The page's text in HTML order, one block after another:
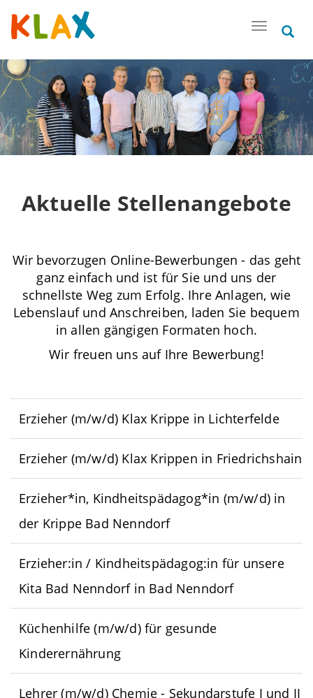
Toggle
Aktuelle Stellenangebote
Wir bevorzugen Online-Bewerbungen - das geht
ganz einfach und ist für Sie und uns der
schnellste Weg zum Erfolg. Ihre Anlagen, wie
Lebenslauf und Anschreiben, laden Sie bequem
in allen gängigen Formaten hoch.
Wir freuen uns auf Ihre Bewerbung!
Erzieher (m/w/d) Klax Krippe in Lichterfelde
Erzieher (m/w/d) Klax Krippen in Friedrichshain
Erzieher*in, Kindheitspädagog*in (m/w/d) in
der Krippe Bad Nenndorf
Erzieher:in / Kindheitspädagog:in für unsere
Kita Bad Nenndorf in Bad Nenndorf
Küchenhilfe (m/w/d) für gesunde
Kinderernährung
Lehrer (m/w/d) Chemie - Sekundarstufe I und II